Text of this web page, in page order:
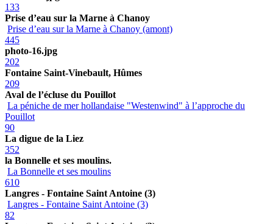
133
Prise d’eau sur la Marne à Chanoy
Prise d’eau sur la Marne à Chanoy (amont)
445
photo-16.jpg
202
Fontaine Saint-Vinebault, Hûmes
209
Aval de l’écluse du Pouillot
La péniche de mer hollandaise "Westenwind" à l’approche du
Pouillot
90
La digue de la Liez
352
la Bonnelle et ses moulins.
La Bonnelle et ses moulins
610
Langres - Fontaine Saint Antoine (3)
Langres - Fontaine Saint Antoine (3)
82